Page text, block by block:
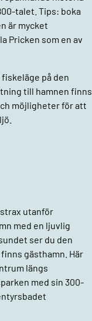
talet. Tips: boka
är mycket
Pricken som en av
på den
till hamnen finns
möjligheter för att
utanför
med en ljuvlig
ser du den
gästhamn. Här
längs
med sin 300-